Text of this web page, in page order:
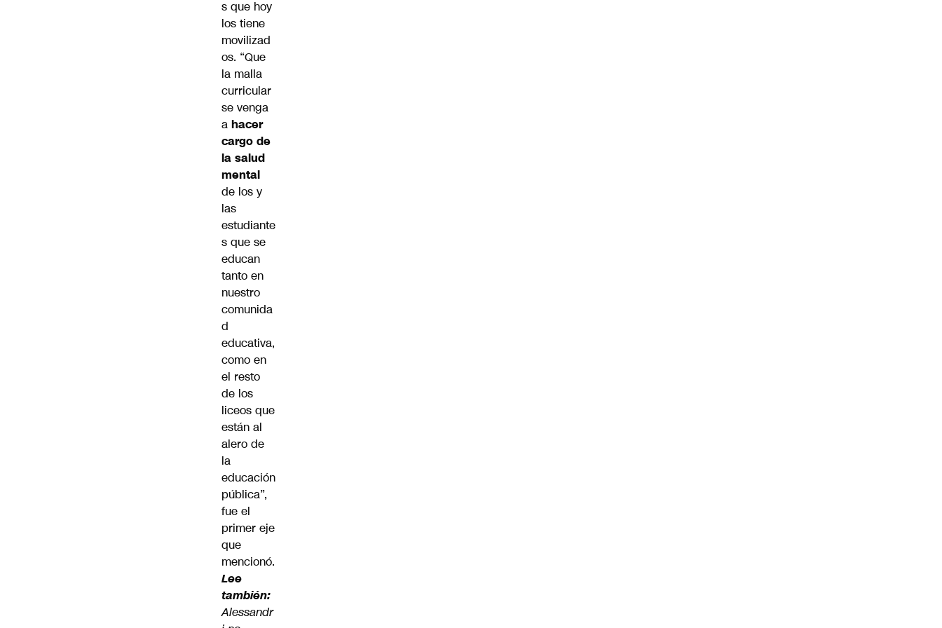
s que hoy
los tiene
movilizad
os. “Que
la malla
curricular
se venga
a hacer
cargo de
la salud
mental
de los y
las
estudiante
s que se
educan
tanto en
nuestro
comunida
d
educativa,
como en
el resto
de los
liceos que
están al
alero de
la
educación
pública”,
fue el
primer eje
que
mencionó.
Lee
también:
Alessandr